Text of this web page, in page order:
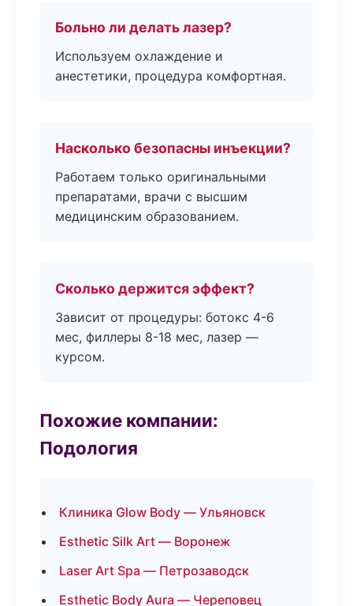
Больно ли делать лазер?
Используем охлаждение и
анестетики, процедура комфортная.
Насколько безопасны инъекции?
Работаем только оригинальными
препаратами, врачи с высшим
медицинским образованием.
Сколько держится эффект?
Зависит от процедуры: ботокс 4-6
мес, филлеры 8-18 мес, лазер —
курсом.
Похожие компании:
Подология
Клиника Glow Body — Ульяновск
Esthetic Silk Art — Воронеж
Laser Art Spa — Петрозаводск
Esthetic Body Aura — Череповец